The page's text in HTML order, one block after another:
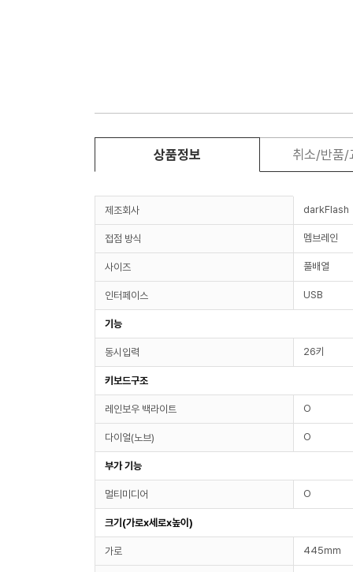
상품정보 취소/반품/
제조회사 darkFlash
접점 방식 멤브레인
사이즈 풀배열
인터페이스 USB
기능
동시입력 26키
키보드구조
레인보우 백라이트 O
다이얼(노브) O
부가 기능
멀티미디어 O
크기(가로x세로x높이)
가로 445mm